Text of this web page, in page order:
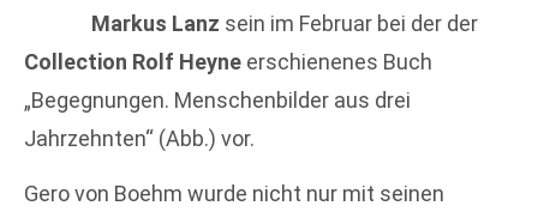
Markus Lanz sein im Februar bei der der
Collection Rolf Heyne erschienenes Buch
„Begegnungen. Menschenbilder aus drei
Jahrzehnten“ (Abb.) vor.
Gero von Boehm wurde nicht nur mit seinen